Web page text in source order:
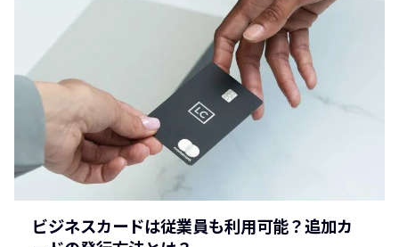
ビジネスカードは従業員も利用可能？追加カ